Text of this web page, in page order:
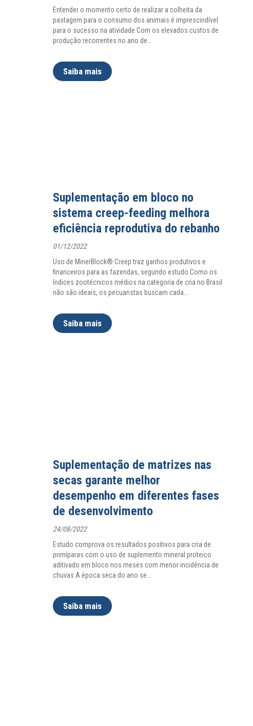
Entender o momento certo de realizar a colheita da
pastagem para o consumo dos animais é imprescindível
para o sucesso na atividade Com os elevados custos de
produção recorrentes no ano de
Saiba mais
Suplementação em bloco no
sistema creep-feeding melhora
eficiência reprodutiva do rebanho
01/12/2022
Uso de MinerBlock® Creep traz ganhos produtivos e
financeiros para as fazendas, segundo estudo Como os
índices zootécnicos médios na categoria de cria no Brasil
não são ideais, os pecuaristas buscam cada
Saiba mais
Suplementação de matrizes nas
secas garante melhor
desempenho em diferentes fases
de desenvolvimento
24/08/2022
Estudo comprova os resultados positivos para cria de
primíparas com o uso de suplemento mineral proteico
aditivado em bloco nos meses com menor incidência de
chuvas A época seca do ano se
Saiba mais